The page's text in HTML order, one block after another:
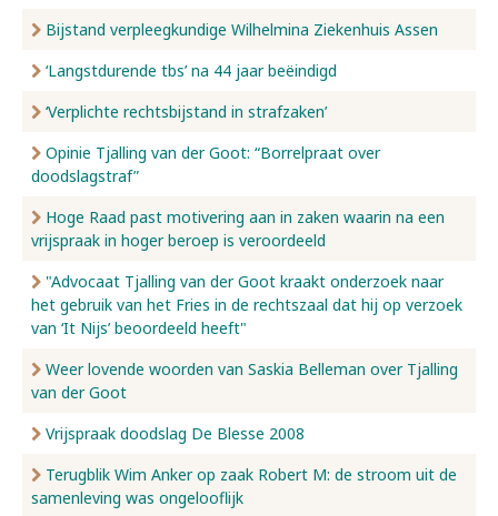
Bijstand verpleegkundige Wilhelmina Ziekenhuis Assen
‘Langstdurende tbs’ na 44 jaar beëindigd
‘Verplichte rechtsbijstand in strafzaken’
Opinie Tjalling van der Goot: “Borrelpraat over
doodslagstraf”
Hoge Raad past motivering aan in zaken waarin na een
vrijspraak in hoger beroep is veroordeeld
"Advocaat Tjalling van der Goot kraakt onderzoek naar
het gebruik van het Fries in de rechtszaal dat hij op verzoek
van ‘It Nijs’ beoordeeld heeft"
Weer lovende woorden van Saskia Belleman over Tjalling
van der Goot
Vrijspraak doodslag De Blesse 2008
Terugblik Wim Anker op zaak Robert M: de stroom uit de
samenleving was ongelooflijk